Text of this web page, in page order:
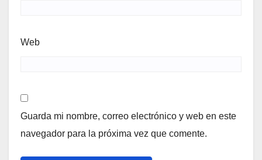
Web
Guarda mi nombre, correo electrónico y web en este
navegador para la próxima vez que comente.